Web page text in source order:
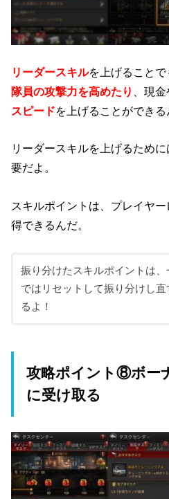
リーダースキルを上げることで
隊員の攻撃力を高めたり
、現
スピードを上げることができる
リーダースキルを上げるため
要だよ。
スキルポイントは、プレイヤ
得できるんだ。
振り分けたスキルポイントは、
ではリセットして振り分けし直
るよ！
攻略ポイント⑧ボー
に受け取る